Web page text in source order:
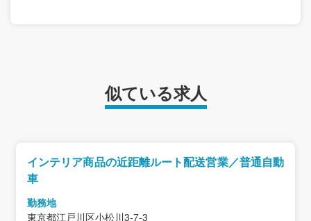
似ている求人
インテリア商品の近距離ルート配送営業／普通自動
車
勤務地
東京都江戸川区小松川3-7-3